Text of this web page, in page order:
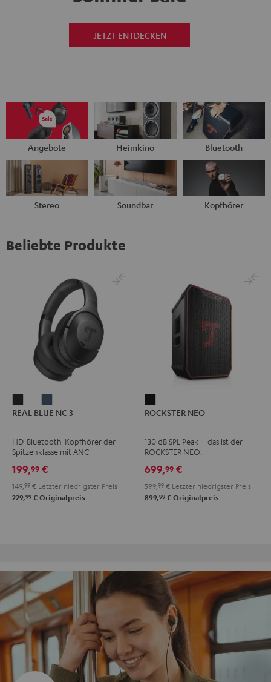
JETZT ENTDECKEN
Angebote Heimkino Bluetooth
Stereo Soundbar Kopfhörer
Beliebte Produkte
BLUE
3
Night
Black
BLUE
3
Pearl
White
BLUE
3
Steel
REAL BLUE NC 3
HD-Bluetooth-Kopfhörer der
Spitzenklasse mit ANC
199,99 €
149, 99 € Letzter niedrigster Preis
229,99 € Originalpreis
NEO
ROCKSTER NEO
130 dB SPL Peak – das ist der
ROCKSTER NEO.
699,99 €
599, 99 € Letzter niedrigster Preis
899,99 € Originalpreis